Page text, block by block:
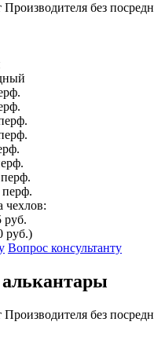
Производителя без
чехлов:
руб.
руб.)
Вопрос консультанту
Производителя без